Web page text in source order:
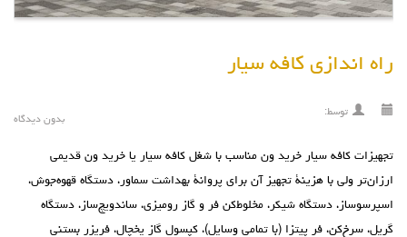
راه اندازی کافه سیار
توسط:
بدون دیدگاه
تجهیزات کافه سیار خرید ون مناسب با شغل کافه سیار یا خرید ون قدیمی
ارزان‌تر ولی با هزینۀ تجهیز آن برای پروانۀ بهداشت سماور، دستگاه قهوه‌جوش،
اسپرسوساز، دستگاه شیکر، مخلوط‌کن فر و گاز رومیزی، ساندویچ‌ساز، دستگاه
گریل، سرخ‌کن، فر پیتزا (با تمامی وسایل)، کپسول گاز یخچال، فریزر بستنی